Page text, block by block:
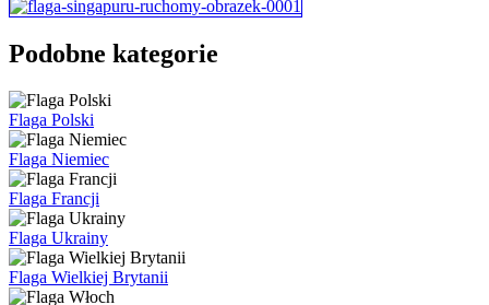
Podobne kategorie
Flaga Polski
Flaga Niemiec
Flaga Francji
Flaga Ukrainy
Flaga Wielkiej Brytanii